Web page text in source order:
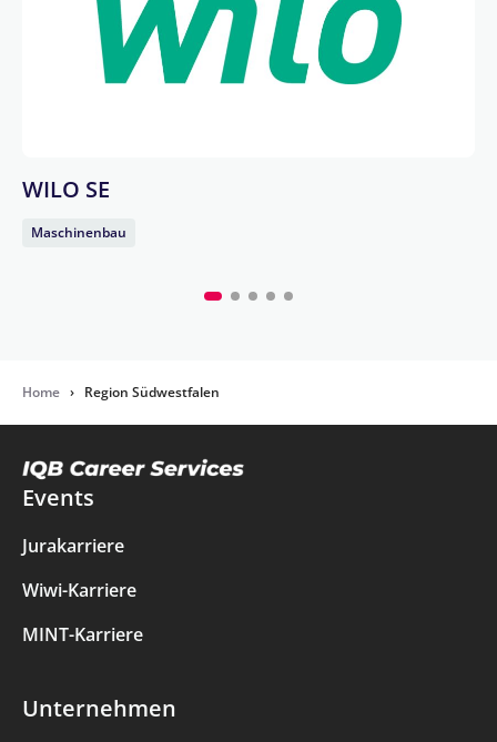
WILO SE
Maschinenbau
Home › Region Südwestfalen
Events
Jurakarriere
Wiwi-Karriere
MINT-Karriere
Unternehmen